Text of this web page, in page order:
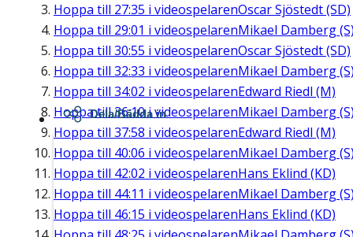
Hoppa till 27:35 i videospelarenOscar Sjöstedt (SD)
Hoppa till 29:01 i videospelarenMikael Damberg
Hoppa till 30:55 i videospelarenOscar Sjöstedt (SD)
Hoppa till 32:33 i videospelarenMikael Damberg
Hoppa till 34:02 i videospelarenEdward Riedl (M)
Hoppa till36:10i videospelarenMikael Damberg
Hoppa till 37:58 i videospelarenEdward Riedl (M)
Hoppa till 40:06 i videospelarenMikael Damberg
Hoppa till 42:02 i videospelarenHans Eklind (KD)
Hoppa till 44:11 i videospelarenMikael Damberg
Hoppa till 46:15 i videospelarenHans Eklind (KD)
Dela/Bädda in